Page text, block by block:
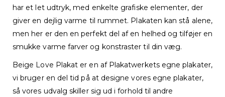
har et let udtryk, med enkelte grafiske elementer, der
giver en dejlig varme til rummet. Plakaten kan stå alene,
men her er den en perfekt del af en helhed og tilføjer en
smukke varme farver og konstraster til din væg.
Beige Love Plakat er en af Plakatwerkets egne plakater,
vi bruger en del tid på at designe vores egne plakater,
så vores udvalg skiller sig ud i forhold til andre